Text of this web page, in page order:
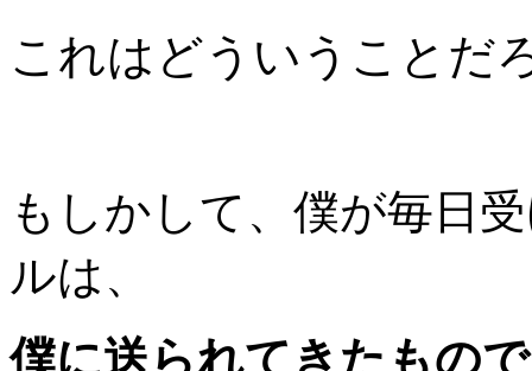
これはどういうことだ
もしかして、僕が毎日
ルは、
僕に送られてきたもの